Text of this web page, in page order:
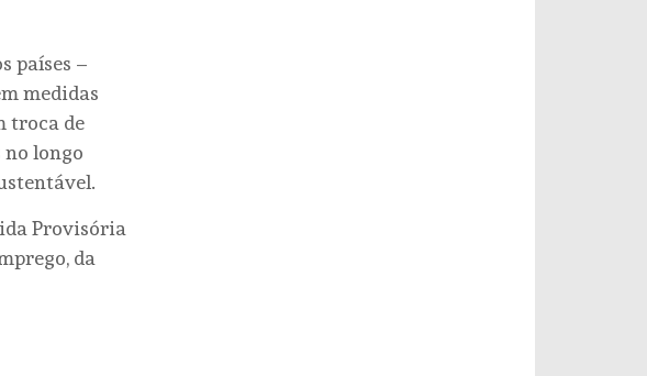
países –
medidas
troca de
longo
Provisória
da